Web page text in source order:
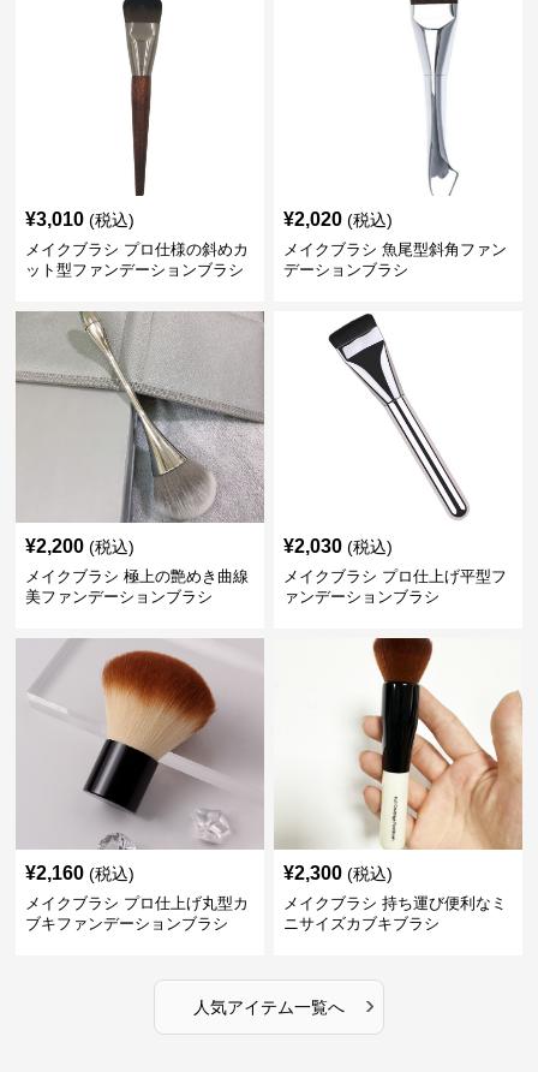
¥3,010 (税込)
メイクブラシ プロ仕様の斜めカ
ット型ファンデーションブラシ
¥2,020 (税込)
メイクブラシ 魚尾型斜角ファン
デーションブラシ
¥2,200 (税込)
メイクブラシ 極上の艶めき曲線
美ファンデーションブラシ
¥2,030 (税込)
メイクブラシ プロ仕上げ平型フ
ァンデーションブラシ
¥2,160 (税込)
メイクブラシ プロ仕上げ丸型カ
ブキファンデーションブラシ
¥2,300 (税込)
メイクブラシ 持ち運び便利なミ
ニサイズカブキブラシ
人気アイテム一覧へ ›